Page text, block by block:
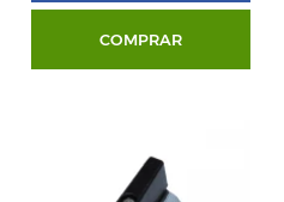
COMPRAR